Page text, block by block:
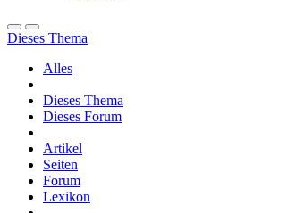
Dieses Thema
Alles
Dieses Thema
Dieses Forum
Artikel
Seiten
Forum
Lexikon